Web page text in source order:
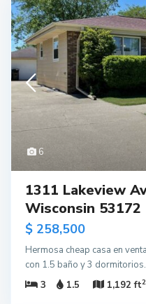
6
1311 Lakeview
Wisconsin 53172
$ 258,500
Hermosa cheap casa en
con 1.5 baño y 3 dormitorios.
3
1.5 1,192 ft2